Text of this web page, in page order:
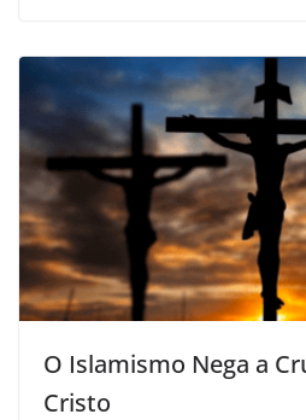
O Islamismo Nega a
Cristo